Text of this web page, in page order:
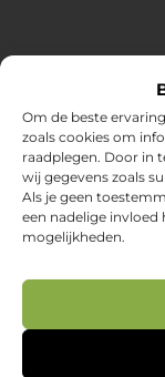
Om de beste
zoals cookies om
raadplegen. Door in
wij gegevens zoals
Als je geen
een nadelige invloed
mogelijkheden.
Over
Jouw gids voor
Ontdek een
boordevol
jouw
slimme
leefomgeving!